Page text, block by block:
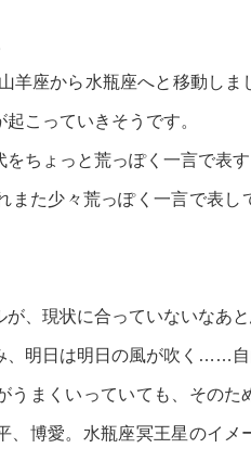
羊座から水瓶座へと移動し
こっていきそうです。
をちょっと荒っぽく一言で
また少々荒っぽく一言で表
、現状に合っていないなあ
、明日は明日の風が吹く……自
うまくいっていても、その
、博愛。水瓶座冥王星のイ